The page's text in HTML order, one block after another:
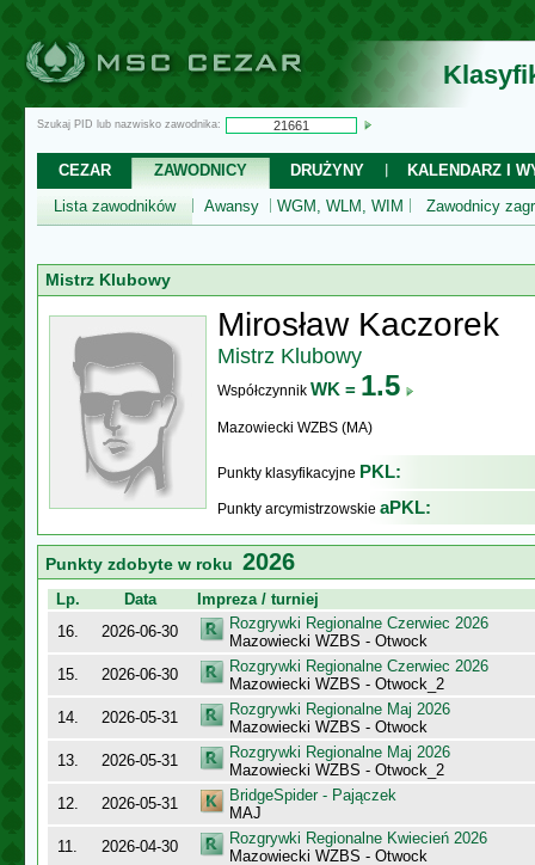
Szukaj PID lub nazwisko zawodnika:
CEZAR ZAWODNICY DRUŻYNY
KALENDARZ I
Lista zawodników
Awansy WGM, WLM, WIM Zawodnicy
Mistrz Klubowy
Mirosław Kaczorek
Mistrz Klubowy
Współczynnik WK = 1.5
Mazowiecki WZBS (MA)
Punkty klasyfikacyjne PKL:
Punkty arcymistrzowskie aPKL:
Punkty zdobyte w roku 2026
Lp. Data
Impreza / turniej
16.
2026-06-30
Rozgrywki Regionalne Czerwiec 2026
Mazowiecki WZBS - Otwock
15.
2026-06-30
Rozgrywki Regionalne Czerwiec 2026
Mazowiecki WZBS - Otwock_2
14.
2026-05-31
Rozgrywki Regionalne Maj 2026
Mazowiecki WZBS - Otwock
13.
2026-05-31
Rozgrywki Regionalne Maj 2026
Mazowiecki WZBS - Otwock_2
12.
2026-05-31
BridgeSpider - Pajączek
MAJ
11.
2026-04-30
Rozgrywki Regionalne Kwiecień 2026
Mazowiecki WZBS - Otwock